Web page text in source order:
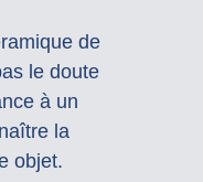
de
le doute
à un
la
objet.